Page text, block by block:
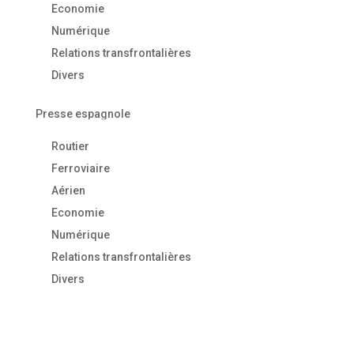
Economie
Numérique
Relations transfrontalières
Divers
Presse espagnole
Routier
Ferroviaire
Aérien
Economie
Numérique
Relations transfrontalières
Divers